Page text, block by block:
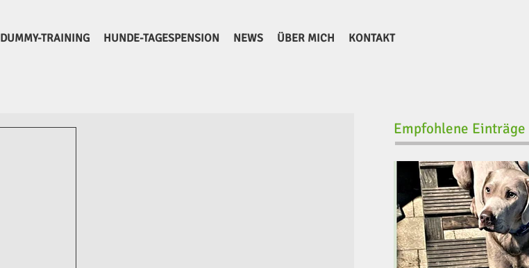
DUMMY-TRAINING HUNDE-TAGESPENSION NEWS ÜBER MICH KONTAKT
Empfohlene Einträge